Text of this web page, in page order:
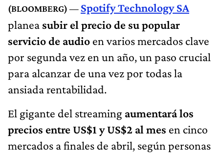
Spotify Technology SA
planea subir el precio de su popular
servicio de audio en varios mercados clave
por segunda vez en un año, un paso crucial
para alcanzar de una vez por todas la
ansiada rentabilidad.
El gigante del streaming aumentará los
precios entre US$1 y US$2 al mes en cinco
mercados a finales de abril, según personas